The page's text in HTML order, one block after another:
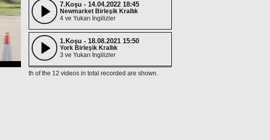
7.Koşu - 14.04.2022 18:45
Newmarket Birleşik Krallık
4 ve Yukarı İngilizler
1.Koşu - 18.08.2021 15:50
York Birleşik Krallık
3 ve Yukarı İngilizler
4.Koşu - 30.07.2021 17:35
th of the 12 videos in total recorded are shown.